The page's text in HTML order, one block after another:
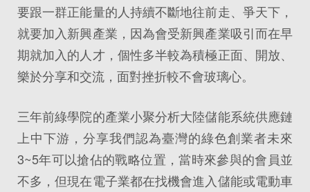
要跟一群正能量的人持續不斷地往前走、爭天下，
就要加入新興產業，因為會受新興產業吸引而在早
期就加入的人才，個性多半較為積極正面、開放、
樂於分享和交流，面對挫折較不會玻璃心。
三年前綠學院的產業小聚分析大陸儲能系統供應鏈
上中下游，分享我們認為臺灣的綠色創業者未來
3~5年可以搶佔的戰略位置，當時來參與的會員並
不多，但現在電子業都在找機會進入儲能或電動車